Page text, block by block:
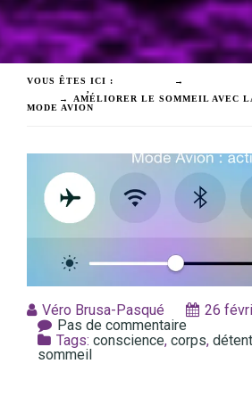
VOUS ÊTES ICI : →
,
→
AMÉLIORER LE SOMMEIL AVEC
MODE AVION
Véro Brusa-Pasqué
26
Pas de commentaire
Tags: conscience, corps,
sommeil